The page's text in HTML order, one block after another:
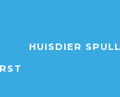
HUISDIER